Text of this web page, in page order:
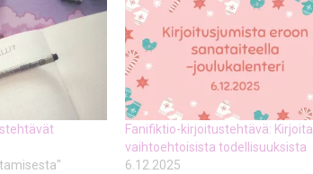
Fanifiktio-kirjoitustehtävä: Kirjoita
vaihtoehtoisista todellisuuksista
6.12.2025